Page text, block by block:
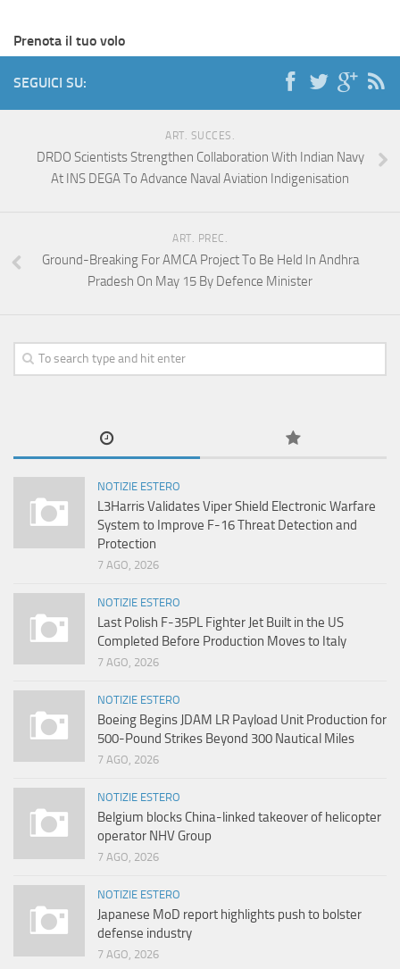
Prenota il tuo volo
SEGUICI SU:
ART. SUCCES.
DRDO Scientists Strengthen Collaboration With Indian Navy
At INS DEGA To Advance Naval Aviation Indigenisation
ART. PREC.
Ground-Breaking For AMCA Project To Be Held In Andhra
Pradesh On May 15 By Defence Minister
NOTIZIE ESTERO
L3Harris Validates Viper Shield Electronic Warfare
System to Improve F-16 Threat Detection and
Protection
7 AGO, 2026
NOTIZIE ESTERO
Last Polish F-35PL Fighter Jet Built in the US
Completed Before Production Moves to Italy
7 AGO, 2026
NOTIZIE ESTERO
Boeing Begins JDAM LR Payload Unit Production for
500-Pound Strikes Beyond 300 Nautical Miles
7 AGO, 2026
NOTIZIE ESTERO
Belgium blocks China-linked takeover of helicopter
operator NHV Group
7 AGO, 2026
NOTIZIE ESTERO
Japanese MoD report highlights push to bolster
defense industry
7 AGO, 2026